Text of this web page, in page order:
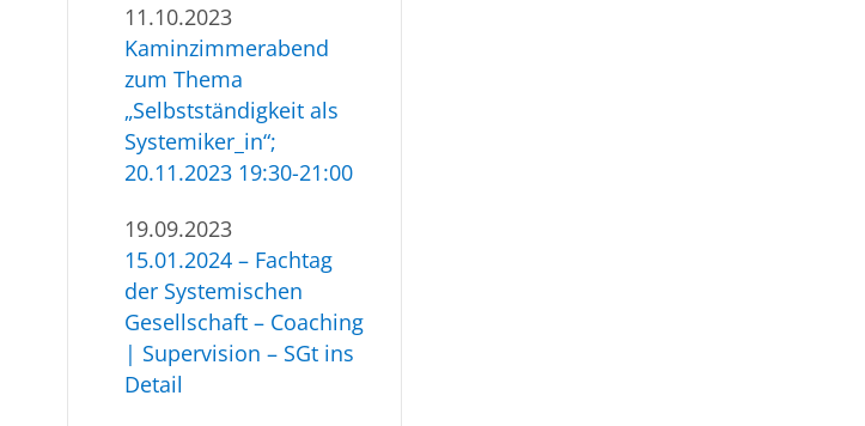
11.10.2023
Kaminzimmerabend
zum Thema
„Selbstständigkeit als
Systemiker_in“;
20.11.2023 19:30-21:00
19.09.2023
15.01.2024 – Fachtag
der Systemischen
Gesellschaft – Coaching
| Supervision – SGt ins
Detail